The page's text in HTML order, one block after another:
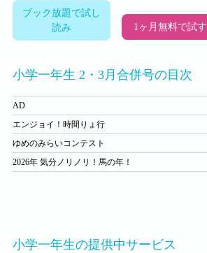
ブック放題で試し
読み
1ヶ月無料で試す
小学一年生 2・3月合併号の目次
AD
エンジョイ！時間りょ行
ゆめのみらいコンテスト
2026年 気分ノリノリ！馬の年！
小学一年生の提供中サービス